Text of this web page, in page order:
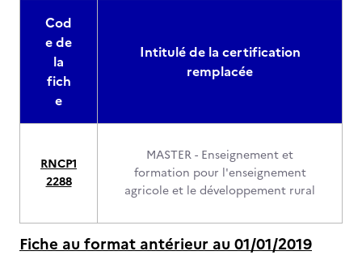
Cod
e de
la
fich
e
Intitulé de la certification
remplacée
RNCP1
2288
MASTER - Enseignement et
formation pour l'enseignement
agricole et le développement rural
Fiche au format antérieur au 01/01/2019